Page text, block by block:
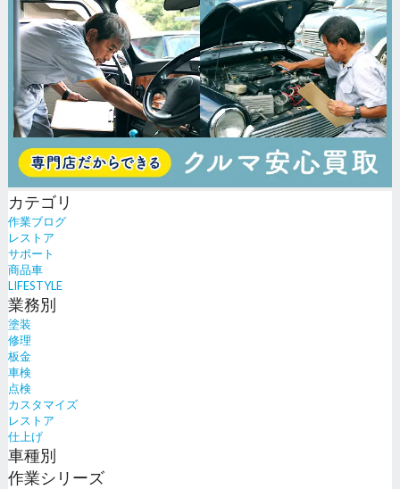
カテゴリ
作業ブログ
レストア
サポート
商品車
LIFESTYLE
業務別
塗装
修理
板金
車検
点検
カスタマイズ
レストア
仕上げ
車種別
作業シリーズ